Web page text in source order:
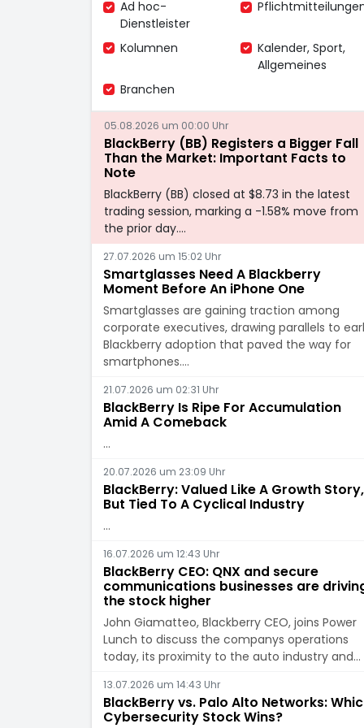
Ad hoc-
Dienstleister
Kolumnen
Kalender, Sport,
Allgemeines
Branchen
05.08.2026 um 00:00 Uhr
BlackBerry (BB) Registers a Bigger Fall
Than the Market: Important Facts to
Note
BlackBerry (BB) closed at $8.73 in the latest
trading session, marking a -1.58% move from
the prior day.…
27.07.2026 um 15:02 Uhr
Smartglasses Need A Blackberry
Moment Before An iPhone One
Smartglasses are gaining traction among
corporate executives, drawing parallels to
Blackberry adoption that paved the way for
smartphones.…
21.07.2026 um 02:31 Uhr
BlackBerry Is Ripe For Accumulation
Amid A Comeback
…
20.07.2026 um 23:09 Uhr
BlackBerry: Valued Like A Growth Story,
But Tied To A Cyclical Industry
…
16.07.2026 um 12:43 Uhr
BlackBerry CEO: QNX and secure
communications businesses are
the stock higher
John Giamatteo, Blackberry CEO, joins Power
Lunch to discuss the companys operations
today, its proximity to the auto industry and…
13.07.2026 um 14:43 Uhr
BlackBerry vs. Palo Alto Networks:
Cybersecurity Stock Wins?